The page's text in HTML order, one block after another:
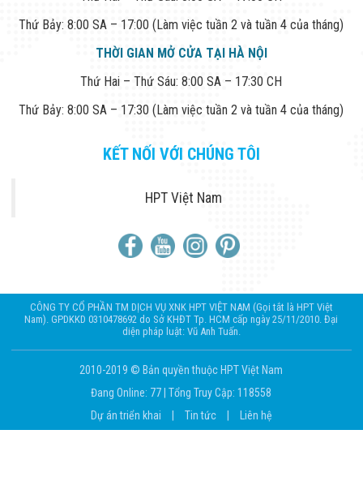
Thứ Bảy: 8:00 SA – 17:00 (Làm việc tuần 2 và tuần 4 của tháng)
THỜI GIAN MỞ CỬA TẠI HÀ NỘI
Thứ Hai – Thứ Sáu: 8:00 SA – 17:30 CH
Thứ Bảy: 8:00 SA – 17:30 (Làm việc tuần 2 và tuần 4 của tháng)
KẾT NỐI VỚI CHÚNG TÔI
HPT Việt Nam
CÔNG TY CỔ PHẦN TM DỊCH VỤ XNK HPT VIỆT NAM (Gọi tắt là HPT Việt
Nam). GPDKKD 0310478692 do Sở KHĐT Tp. HCM cấp ngày 25/11/2010. Đại
diện pháp luật: Vũ Anh Tuấn.
2010-2019 © Bản quyền thuộc HPT Việt Nam
Đang Online: 77 |Tổng Truy Cập: 118558
Dự án triển khai
Tin tức Liên hệ